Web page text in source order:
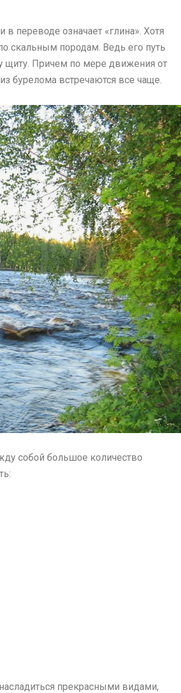
переводе означает «глина». Хотя
скальным породам. Ведь его путь
щиту. Причем по мере движения от
бурелома встречаются все чаще.
собой большое количество
прекрасными видами,